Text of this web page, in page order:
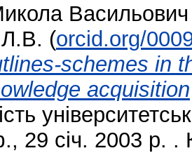
Васильович
(orcid.org/
schemes in
acquisition
29 січ. 2003 р.